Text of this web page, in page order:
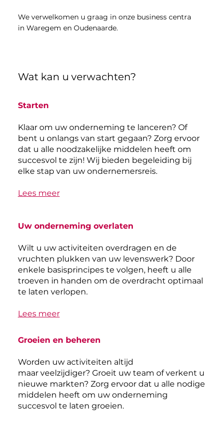
We verwelkomen u graag in onze business centra
in Waregem en Oudenaarde.
Wat kan u verwachten?
Starten
Klaar om uw onderneming te lanceren? Of
bent u onlangs van start gegaan? Zorg ervoor
dat u alle noodzakelijke middelen heeft om
succesvol te zijn! Wij bieden begeleiding bij
elke stap van uw ondernemersreis.
Lees meer
Uw onderneming overlaten
Wilt u uw activiteiten overdragen en de
vruchten plukken van uw levenswerk? Door
enkele basisprincipes te volgen, heeft u alle
troeven in handen om de overdracht optimaal
te laten verlopen.
Lees meer
Groeien en beheren
Worden uw activiteiten altijd
maar veelzijdiger? Groeit uw team of verkent u
nieuwe markten? Zorg ervoor dat u alle nodige
middelen heeft om uw onderneming
succesvol te laten groeien.